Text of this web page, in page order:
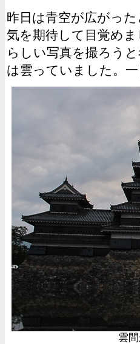
昨日は青空が広がっ
気を期待して目覚め
らしい写真を撮ろう
は雲っていました。一
雲